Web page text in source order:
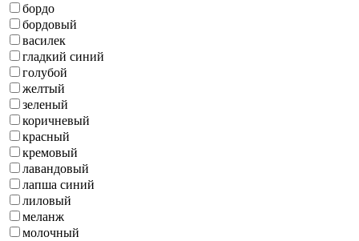
бордо
бордовый
василек
гладкий синий
голубой
желтый
зеленый
коричневый
красный
кремовый
лавандовый
лапша синий
лиловый
меланж
молочный